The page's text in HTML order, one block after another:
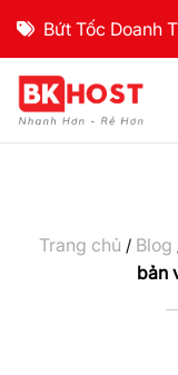
Bứt Tốc Doanh
Trang chủ / Blog
bản